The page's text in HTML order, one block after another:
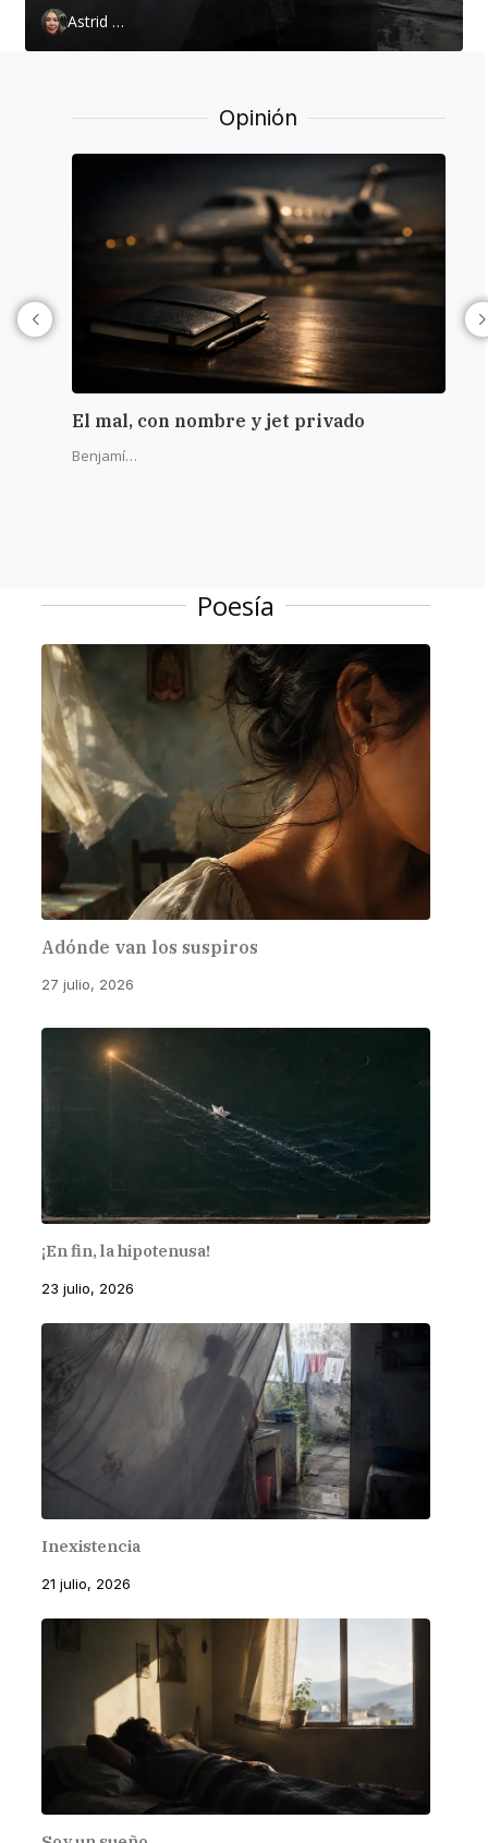
Astrid Cervantes
Opinión
El mal, con nombre y jet privado
Benjamín Alba
Poesía
Adónde van los suspiros
27 julio, 2026
¡En fin, la hipotenusa!
23 julio, 2026
Inexistencia
21 julio, 2026